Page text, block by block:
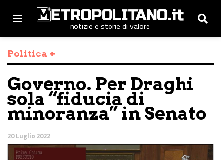
notizie e storie di valore
Politica +
Governo. Per Draghi
sola “fiducia di
minoranza” in Senato
20 Luglio 2022